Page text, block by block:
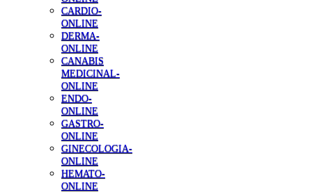
CARDIO-
ONLINE
DERMA-
ONLINE
CANABIS
MEDICINAL-
ONLINE
ENDO-
ONLINE
GASTRO-
ONLINE
GINECOLOGIA-
ONLINE
HEMATO-
ONLINE